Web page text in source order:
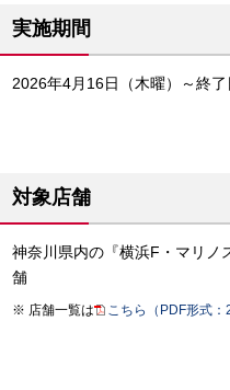
実施期間
2026年4月16日（木曜）～終了
対象店舗
神奈川県内の『横浜F・マリノ
舗
店舗一覧は こちら（PDF形式：